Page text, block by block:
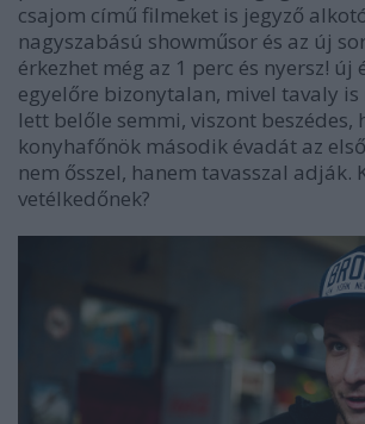
csajom című filmeket is jegyző
nagyszabású showműsor és az új
érkezhet még az 1 perc és nyersz! új
egyelőre bizonytalan, mivel tavaly is
lett belőle semmi, viszont beszédes,
konyhafőnök második évadát az
nem ősszel, hanem tavasszal adják.
vetélkedőnek?